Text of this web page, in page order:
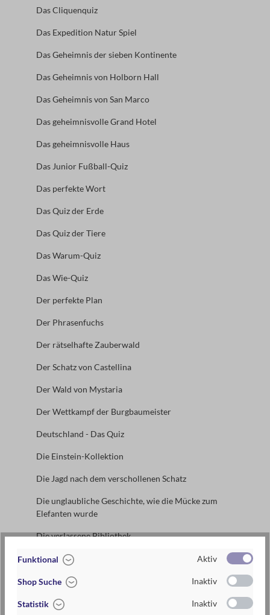
Das Cliquenquiz
Das Expedition Natur Spiel
Das Geheimnis der sieben Kontinente
Das Geheimnis von Holborn Hall
Das Geheimnis von San Marco
Das geheimnisvolle Grand Hotel
Das geheimnisvolle Haus
Das Junior Fußball-Quiz
Das perfekte Wort
Das Quiz der Erde
Das Quiz der Tiere
Das Warum-Quiz
Das Wie-Quiz
Der perfekte Plan
Der Phrasenfuchs
Der rätselhafte Zauberwald
Der Schatz von Castellina
Der Wald von Mystaria
Der Wettkampf der Burgbaumeister
Deutschland - Das Quiz
Die Einstein-Kollektion
Die Jagd nach dem verschollenen Schatz
Die unglaubliche Geschichte, wie die Mücke zum
Elefanten wurde
Die verlassene Bibliothek
Don Carlo
Dot to Dot
Dr. Grips Logikpuzzle
Funktional Aktiv
Shop Suche Inaktiv
Statistik Inaktiv